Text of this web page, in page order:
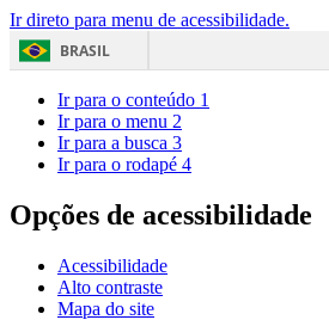
Ir direto para menu de acessibilidade.
BRASIL
Ir para o conteúdo 1
Ir para o menu 2
Ir para a busca 3
Ir para o rodapé 4
Opções de acessibilidade
Acessibilidade
Alto contraste
Mapa do site